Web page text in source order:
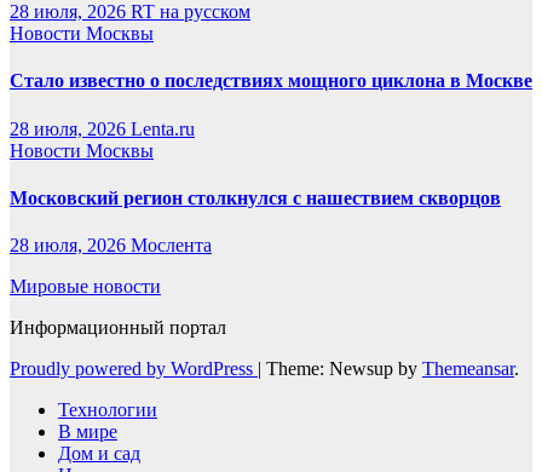
28 июля, 2026 RT на русском
Новости Москвы
Стало известно о последствиях мощного циклона в Москве
28 июля, 2026 Lenta.ru
Новости Москвы
Московский регион столкнулся с нашествием скворцов
28 июля, 2026 Мослента
Мировые новости
Информационный портал
Proudly powered by WordPress | Theme: Newsup by Themeansar.
Технологии
В мире
Дом и сад